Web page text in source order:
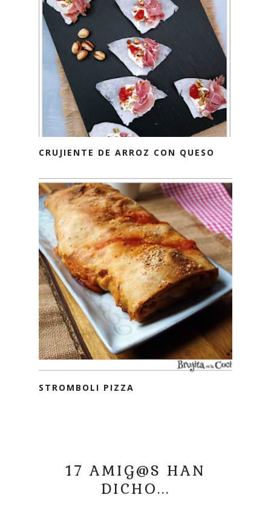
CRUJIENTE DE ARROZ CON QUESO
STROMBOLI PIZZA
17 AMIG@S HAN
DICHO...